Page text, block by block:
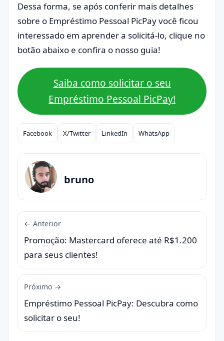
Dessa forma, se após conferir mais detalhes
sobre o Empréstimo Pessoal PicPay você ficou
interessado em aprender a solicitá-lo, clique no
botão abaixo e confira o nosso guia!
Saiba como solicitar o seu
Empréstimo Pessoal PicPay!
Compartilhar
Facebook X/Twitter LinkedIn WhatsApp
bruno
← Anterior
Promoção: Mastercard oferece até R$1.200
para seus clientes!
Próximo →
Empréstimo Pessoal PicPay: Descubra como
solicitar o seu!